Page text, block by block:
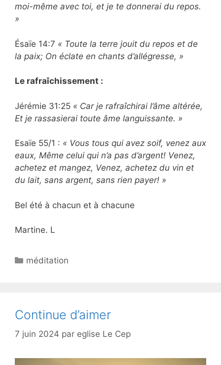
moi-même avec toi, et je te donnerai du repos.
»
Ésaïe 14:7 « Toute la terre jouit du repos et de
la paix; On éclate en chants d’allégresse, »
Le rafraîchissement :
Jérémie 31:25 « Car je rafraîchirai l’âme altérée,
Et je rassasierai toute âme languissante. »
Esaïe 55/1 : « Vous tous qui avez soif, venez aux
eaux, Même celui qui n’a pas d’argent! Venez,
achetez et mangez, Venez, achetez du vin et
du lait, sans argent, sans rien payer! »
Bel été à chacun et à chacune
Martine. L
méditation
Continue d’aimer
7 juin 2024 par eglise Le Cep